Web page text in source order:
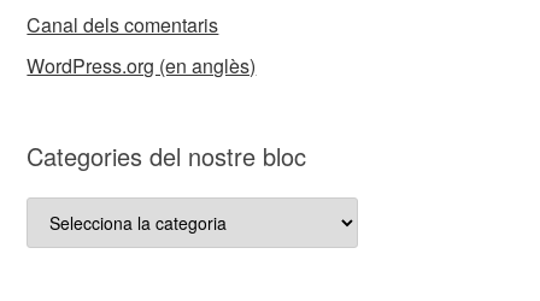
Canal dels comentaris
WordPress.org (en anglès)
Categories del nostre bloc
Categories
del